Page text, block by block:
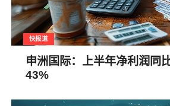
快报道
申洲国际：上半年净利润同
43%